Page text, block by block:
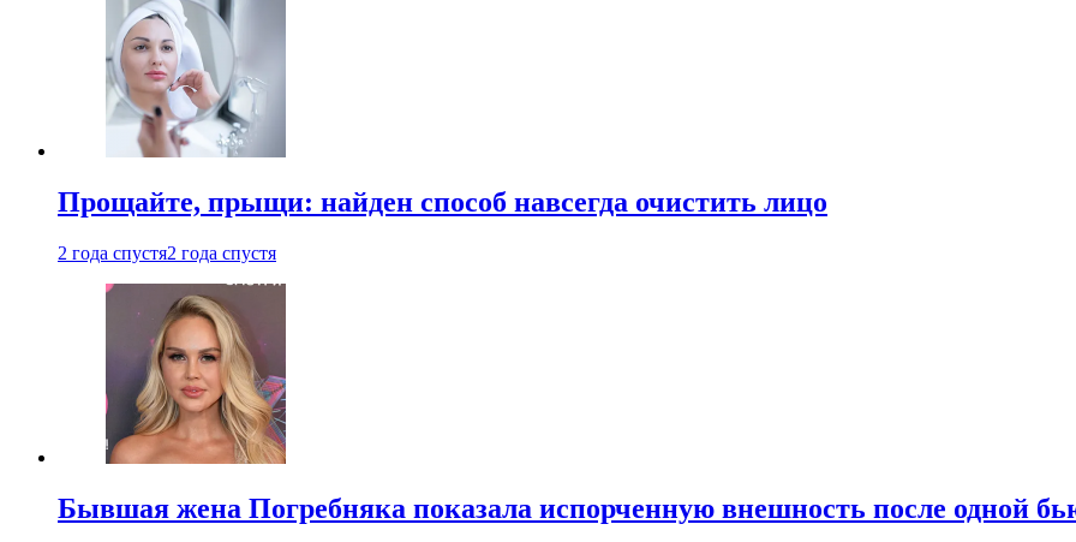
Прощайте, прыщи: найден способ навсегда очистить лицо
2 года спустя2 года спустя
Бывшая жена Погребняка показала испорченную внешность после одной